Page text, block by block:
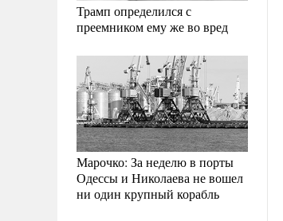
Трамп определился с
преемником ему же во вред
Марочко: За неделю в порты
Одессы и Николаева не вошел
ни один крупный корабль